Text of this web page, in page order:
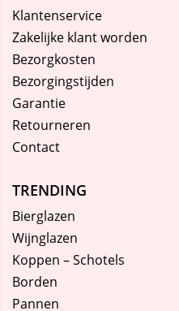
Klantenservice
Zakelijke klant worden
Bezorgkosten
Bezorgingstijden
Garantie
Retourneren
Contact
TRENDING
Bierglazen
Wijnglazen
Koppen – Schotels
Borden
Pannen